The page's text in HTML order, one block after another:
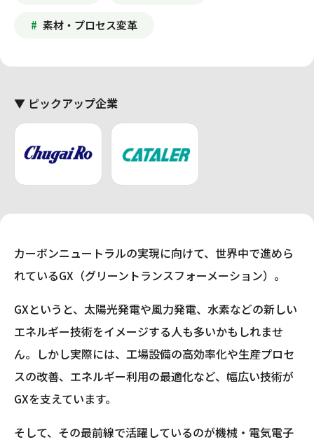
素材・プロセス変革
▼ ピックアップ企業
カーボンニュートラルの実現に向けて、世界中で進めら
れているGX（グリーントランスフォーメーション）。
GXというと、太陽光発電や風力発電、水素などの新しい
エネルギー技術をイメージする人も多いかもしれませ
ん。しかし実際には、工場設備の高効率化や生産プロセ
スの改善、エネルギー利用の最適化など、幅広い技術が
GXを支えています。
そして、その最前線で活躍しているのが機械・電気電子